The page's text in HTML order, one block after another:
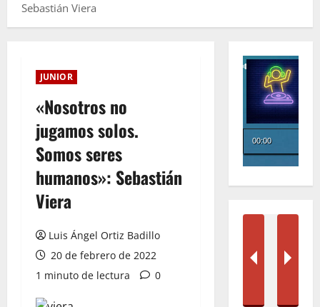
Sebastián Viera
JUNIOR
«Nosotros no
jugamos solos.
Somos seres
humanos»: Sebastián
Viera
Luis Ángel Ortiz Badillo
20 de febrero de 2022
1 minuto de lectura
0